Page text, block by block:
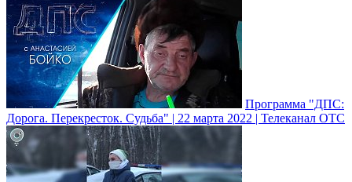
Программа "ДПС:
Дорога. Перекресток. Судьба" | 22 марта 2022 | Телеканал ОТС